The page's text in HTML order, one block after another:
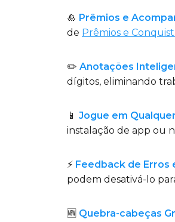
🎍 Prêmios e
de Prêmios e
✏️ Anotações
dígitos, eliminando
📱 Jogue em
instalação de app ou
⚡ Feedback de Erros
podem desativá-lo
🆕 Quebra-cabeças